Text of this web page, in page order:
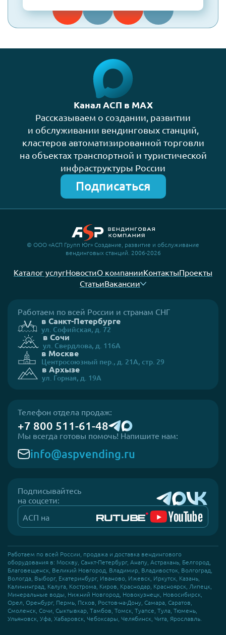
Канал АСП в MAX
Рассказываем о создании, развитии
и обслуживании вендинговых станций,
кластеров автоматизированной торговли
на объектах транспортной и туристической
инфраструктуры России
Подписаться
© ООО «АСП Групп Юг» Создание, развитие и обслуживание
вендинговых станций. 2006-2026
Каталог услугНовостиО компанииКонтактыПроекты
СтатьиВакансии
Работаем по всей России и странам СНГ
в Санкт-Петербурге
ул. Софийская, д. 72
в Сочи
ул. Свердлова, д. 116А
в Москве
Центросоюзный пер., д. 21А, стр. 29
в Архызе
ул. Горная, д. 19А
Телефон отдела продаж:
+7 800 511-61-48
Мы всегда готовы помочь! Напишите нам:
info@aspvending.ru
Подписывайтесь
на соцсети:
АСП на
Работаем по всей России, продажа и доставка вендингового
оборудования в: Москву, Санкт-Петербург, Анапу, Астрахань, Белгород,
Благовещенск, Великий Новгород, Владимир, Владивосток, Волгоград,
Вологда, Выборг, Екатеринбург, Иваново, Ижевск, Иркутск, Казань,
Калининград, Калуга, Кострома, Киров, Краснодар, Красноярск, Липецк,
Минеральные воды, Нижний Новгород, Новокузнецк, Новосибирск,
Орел, Оренбург, Пермь, Псков, Ростов-на-Дону, Самара, Саратов,
Смоленск, Сочи, Сыктывкар, Тамбов, Томск, Туапсе, Тула, Тюмень,
Ульяновск, Уфа, Хабаровск, Чебоксары, Челябинск, Чита, Ярославль.